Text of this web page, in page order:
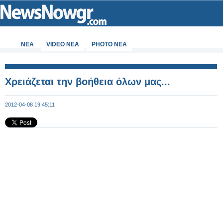
ΝΕΑ VIDEO NEA PHOTO NEA
Xρειάζεται την βοήθεια όλων μας...
2012-04-08 19:45:11